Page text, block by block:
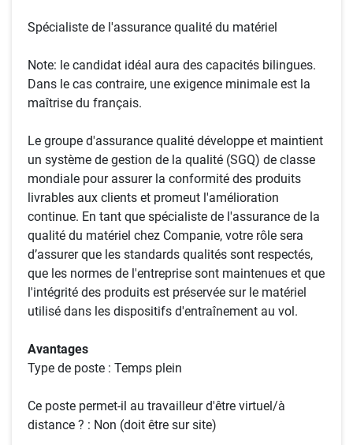
Spécialiste de l'assurance qualité du matériel
Note: le candidat idéal aura des capacités bilingues.
Dans le cas contraire, une exigence minimale est la
maîtrise du français.
Le groupe d'assurance qualité développe et maintient
un système de gestion de la qualité (SGQ) de classe
mondiale pour assurer la conformité des produits
livrables aux clients et promeut l'amélioration
continue. En tant que spécialiste de l'assurance de la
qualité du matériel chez Companie, votre rôle sera
d’assurer que les standards qualités sont respectés,
que les normes de l'entreprise sont maintenues et que
l'intégrité des produits est préservée sur le matériel
utilisé dans les dispositifs d'entraînement au vol.
Avantages
Type de poste : Temps plein
Ce poste permet-il au travailleur d'être virtuel/à
distance ? : Non (doit être sur site)